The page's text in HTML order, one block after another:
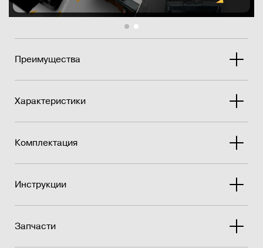
Преимущества
Характеристики
Комплектация
Инструкции
Запчасти